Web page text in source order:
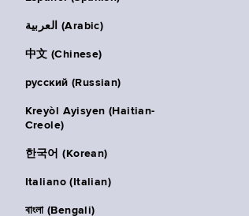
العربية (Arabic)
中文 (Chinese)
русский (Russian)
Kreyòl Ayisyen (Haitian-
Creole)
한국어 (Korean)
Italiano (Italian)
বাংলা (Bengali)